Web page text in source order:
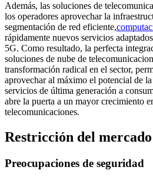
Además, las soluciones de
los operadores aprovechar la
segmentación de red eficiente,
rápidamente nuevos servicios
5G. Como resultado, la perfecta
soluciones de nube de
transformación radical en el sector,
aprovechar al máximo el potencial de
servicios de última generación a
abre la puerta a un mayor crecimiento
telecomunicaciones.
Restricción del mercado
Preocupaciones de seguridad